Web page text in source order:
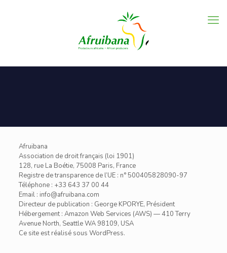
Afruibana
Association de droit français (loi 1901)
128, rue La Boétie, 75008 Paris, France
Registre de transparence de l’UE : n° 500405828090-97
Téléphone : +33 643 37 00 44
Email : info@afruibana.com
Directeur de publication : George KPORYE, Président
Hébergement : Amazon Web Services (AWS) — 410 Terry
Avenue North, Seattle WA 98109, USA
Ce site est réalisé sous WordPress.